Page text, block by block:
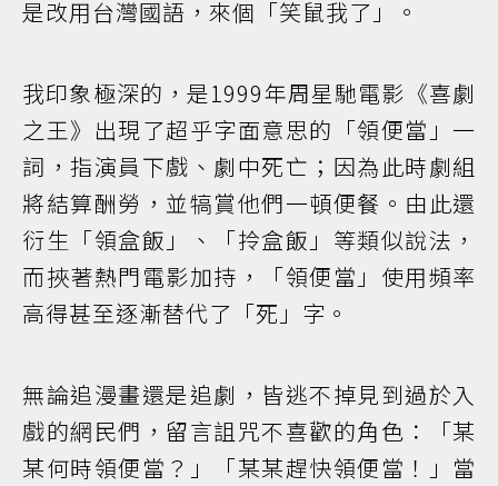
是改用台灣國語，來個「笑鼠我了」。
我印象極深的，是1999年周星馳電影《喜劇
之王》出現了超乎字面意思的「領便當」一
詞，指演員下戲、劇中死亡；因為此時劇組
將結算酬勞，並犒賞他們一頓便餐。由此還
衍生「領盒飯」、「拎盒飯」等類似說法，
而挾著熱門電影加持，「領便當」使用頻率
高得甚至逐漸替代了「死」字。
無論追漫畫還是追劇，皆逃不掉見到過於入
戲的網民們，留言詛咒不喜歡的角色：「某
某何時領便當？」「某某趕快領便當！」當